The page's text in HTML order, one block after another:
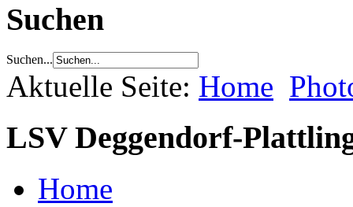
Suchen
Suchen...
Aktuelle Seite: Home
LSV Deggendorf-
Home